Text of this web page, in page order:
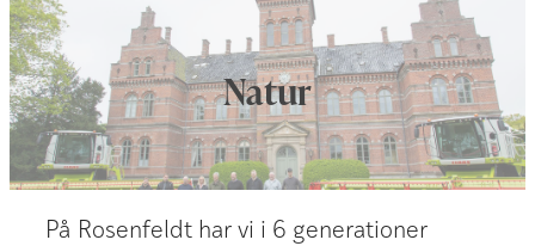
Natur
På Rosenfeldt har vi i 6 generationer